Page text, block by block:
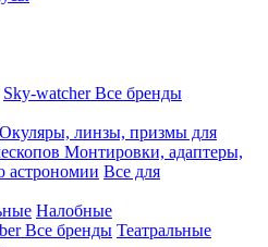
Sky-watcherВсе бренды
Окуляры, линзы, призмы для
Монтировки, адаптеры,
астрономии Все для
Налобные
Все бренды Театральные